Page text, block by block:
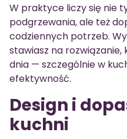
W praktyce liczy się nie
podgrzewania, ale też
codziennych potrzeb.
stawiasz na
dnia — szczególnie w
efektywność.
Design i
kuchni